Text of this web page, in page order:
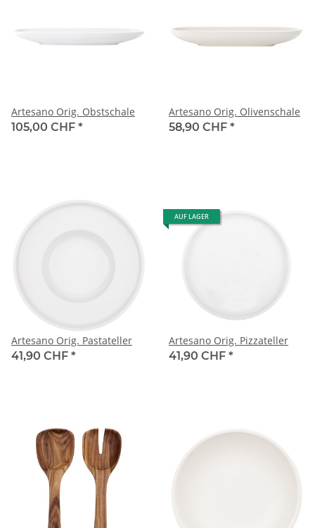
Artesano Orig. Obstschale
105,00 CHF *
Artesano Orig. Olivenschale
58,90 CHF *
Artesano Orig. Pastateller
41,90 CHF *
AUF LAGER
Artesano Orig. Pizzateller
41,90 CHF *